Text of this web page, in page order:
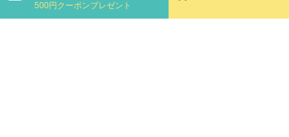
500円クーポンプレゼント